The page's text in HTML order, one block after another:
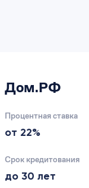
Дом.РФ
Процентная ставка
от 22%
Срок кредитования
до 30 лет